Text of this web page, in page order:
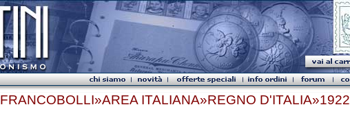
FRANCOBOLLI»AREA ITALIANA»REGNO D'ITALIA»1922